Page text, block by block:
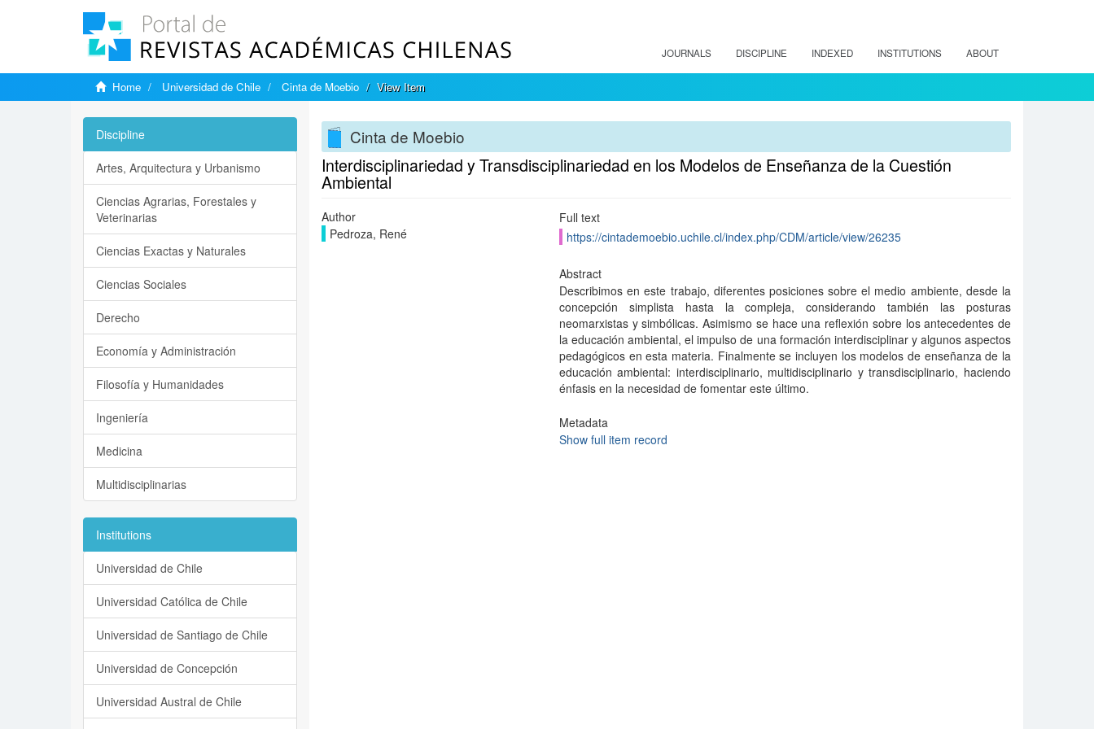
JOURNALS DISCIPLINE INDEXED INSTITUTIONS ABOUT
Home Universidad de Chile Cinta de Moebio View Item
Cinta de Moebio
Interdisciplinariedad y Transdisciplinariedad en los Modelos de Enseñanza de la Cuestión
Ambiental
Author
Pedroza, René
Full text
https://cintademoebio.uchile.cl/index.php/CDM/article/view/26235
Abstract
Describimos en este trabajo, diferentes posiciones sobre el medio ambiente, desde la
concepción simplista hasta la compleja, considerando también las posturas
neomarxistas y simbólicas. Asimismo se hace una reflexión sobre los antecedentes de
la educación ambiental, el impulso de una formación interdisciplinar y algunos aspectos
pedagógicos en esta materia. Finalmente se incluyen los modelos de enseñanza de la
educación ambiental: interdisciplinario, multidisciplinario y transdisciplinario, haciendo
énfasis en la necesidad de fomentar este último.
Metadata
Show full item record
Discipline
Artes, Arquitectura y Urbanismo
Ciencias Agrarias, Forestales y
Veterinarias
Ciencias Exactas y Naturales
Ciencias Sociales
Derecho
Economía y Administración
Filosofía y Humanidades
Ingeniería
Medicina
Multidisciplinarias
Institutions
Universidad de Chile
Universidad Católica de Chile
Universidad de Santiago de Chile
Universidad de Concepción
Universidad Austral de Chile